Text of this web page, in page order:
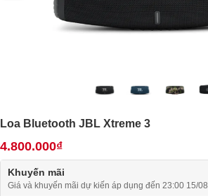
Loa Bluetooth JBL Xtreme 3
4.800.000₫
Khuyến mãi
Giá và khuyến mãi dự kiến áp dụng đến 23:00 15/08